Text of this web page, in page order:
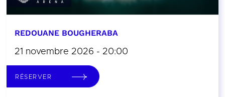
REDOUANE BOUGHERABA
21 novembre 2026 - 20:00
RÉSERVER